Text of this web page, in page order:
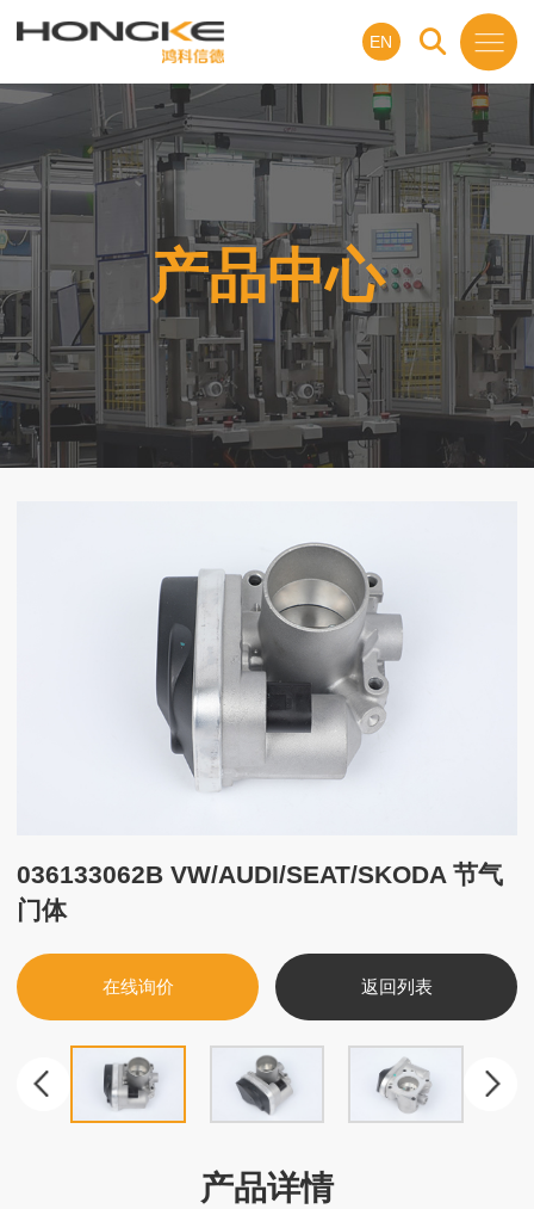
EN
产品中心
036133062B VW/AUDI/SEAT/SKODA 节气
门体
在线询价 返回列表
产品详情